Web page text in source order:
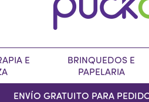
E
BRINQUEDOS E
PAPELARIA
ENVÍO GRATUITO PARA